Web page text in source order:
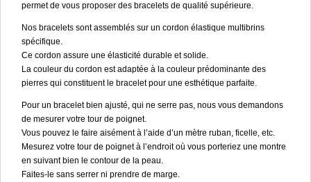
permet de vous proposer des bracelets de qualité supérieure.
Nos bracelets sont assemblés sur un cordon élastique multibrins
spécifique.
Ce cordon assure une élasticité durable et solide.
La couleur du cordon est adaptée à la couleur prédominante des
pierres qui constituent le bracelet pour une esthétique parfaite.
Pour un bracelet bien ajusté, qui ne serre pas, nous vous demandons
de mesurer votre tour de poignet.
Vous pouvez le faire aisément à l’aide d’un mètre ruban, ficelle, etc.
Mesurez votre tour de poignet à l’endroit où vous porteriez une montre
en suivant bien le contour de la peau.
Faites-le sans serrer ni prendre de marge.